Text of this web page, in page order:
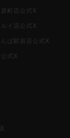
町店公式X
イ店公式X
ば駅前店公式X
式X